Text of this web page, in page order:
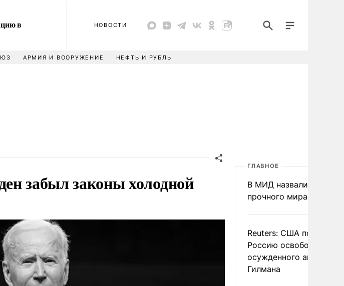
в
НОВОСТИ
АРМИЯ И ВООРУЖЕНИЕ НЕФТЬ И РУБЛЬ
забыл законы холодной
ГЛАВНОЕ
В МИД назвали условия
прочного мира на
Reuters: США
Россию освободить
осужденного
Гилмана